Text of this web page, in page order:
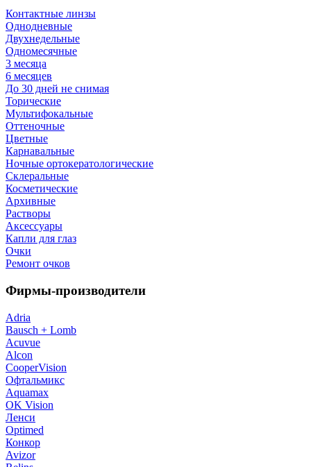
Контактные линзы
Однодневные
Двухнедельные
Одномесячные
3 месяца
6 месяцев
До 30 дней не снимая
Торические
Мультифокальные
Оттеночные
Цветные
Карнавальные
Ночные ортокератологические
Склеральные
Косметические
Архивные
Растворы
Аксессуары
Капли для глаз
Очки
Ремонт очков
Фирмы-производители
Adria
Bausch + Lomb
Acuvue
Alcon
CooperVision
Офтальмикс
Aquamax
OK Vision
Ленси
Optimed
Конкор
Avizor